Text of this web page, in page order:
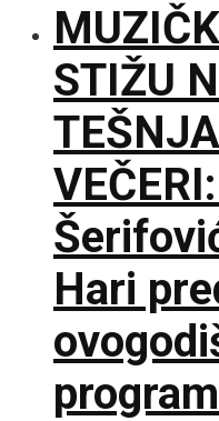
STIŽU
Hari